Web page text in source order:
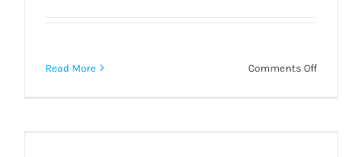
Read More Comments Offon